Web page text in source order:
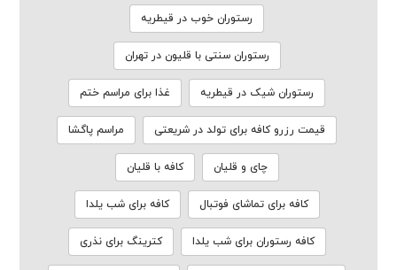
رستوران خوب در قیطریه
رستوران سنتی با قلیون در تهران
رستوران شیک در قیطریه غذا برای مراسم ختم
قیمت رزرو کافه برای تولد در شریعتی مراسم پاگشا
چای و قلیان کافه با قلیان
کافه برای تماشای فوتبال کافه برای شب یلدا
کافه رستوران برای شب یلدا کترینگ برای نذری